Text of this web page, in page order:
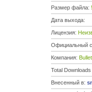
Размер файла:
Дата выхода:
Лицензия:
Официальный
Компания:
Total Downloads
Внесенный в: